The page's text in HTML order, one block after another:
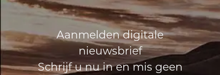
Aanmelden digitale
nieuwsbrief
Schrijf u nu in en mis geen